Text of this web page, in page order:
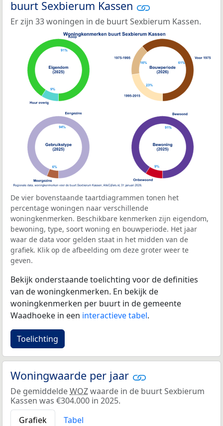
buurt Sexbierum Kassen
Er zijn 33 woningen in de buurt Sexbierum Kassen.
De vier bovenstaande taartdiagrammen tonen het
percentage woningen naar verschillende
woningkenmerken. Beschikbare kenmerken zijn eigendom,
bewoning, type, soort woning en bouwperiode. Het jaar
waar de data voor gelden staat in het midden van de
grafiek. Klik op de afbeelding om deze groter weer te
geven.
Bekijk onderstaande toelichting voor de definities
van de woningkenmerken. En bekijk de
woningkenmerken per buurt in de gemeente
Waadhoeke in een interactieve tabel.
Toelichting
Woningwaarde per jaar
De gemiddeldeWOZwaarde in de buurt Sexbierum
Kassen was €304.000 in 2025.
Grafiek
Tabel